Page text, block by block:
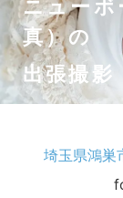
ニューボ
真）の
出張撮影
埼玉県鴻巣